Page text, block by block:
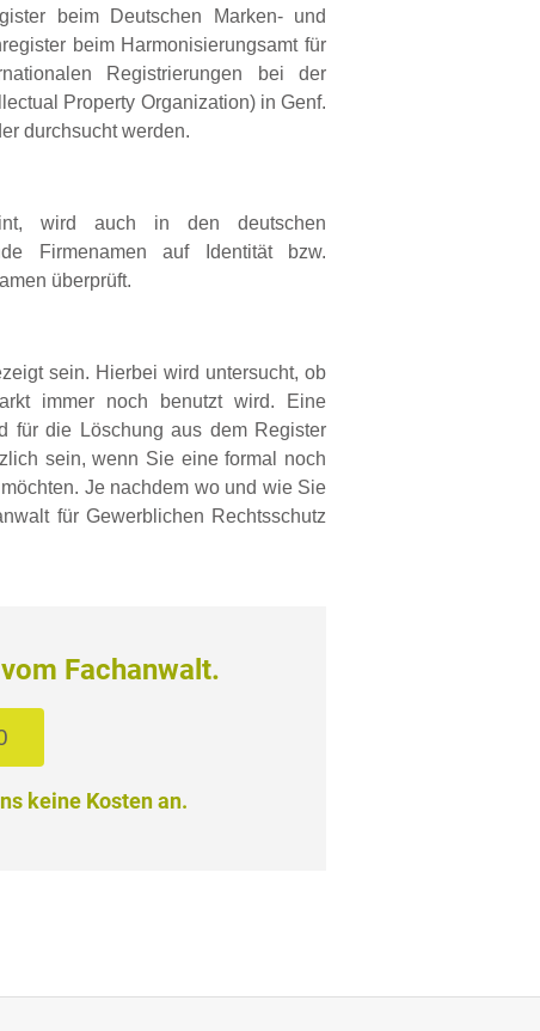
beim Deutschen Marken- und
beim Harmonisierungsamt für
Registrierungen bei der
Property Organization) in Genf.
durchsucht werden.
wird auch in den deutschen
Firmenamen auf Identität bzw.
überprüft.
sein. Hierbei wird untersucht, ob
immer noch benutzt wird. Eine
für die Löschung aus dem Register
sein, wenn Sie eine formal noch
Je nachdem wo und wie Sie
für Gewerblichen Rechtsschutz
Fachanwalt.
keine Kosten an.